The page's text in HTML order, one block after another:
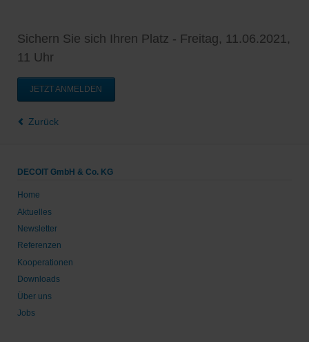
Sichern Sie sich Ihren Platz - Freitag, 11.06.2021,
11 Uhr
JETZT ANMELDEN
Zurück
DECOIT GmbH & Co. KG
Home
Aktuelles
Newsletter
Referenzen
Kooperationen
Downloads
Über uns
Jobs